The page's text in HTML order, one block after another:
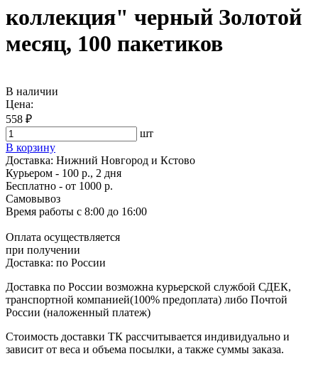
коллекция" черный Золотой
месяц, 100 пакетиков
В наличии
Цена:
558 ₽
шт
В корзину
Доставка: Нижний Новгород и Кстово
Курьером - 100 р., 2 дня
Бесплатно - от 1000 р.
Самовывоз
Время работы с 8:00 до 16:00
Оплата осуществляется
при получении
Доставка: по России
Доставка по России возможна курьерской службой СДЕК,
транспортной компанией(100% предоплата) либо Почтой
России (наложенный платеж)
Стоимость доставки ТК рассчитывается индивидуально и
зависит от веса и объема посылки, а также суммы заказа.